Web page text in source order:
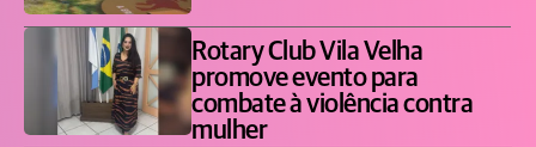
Rotary Club Vila Velha
promove evento para
combate à violência contra
mulher